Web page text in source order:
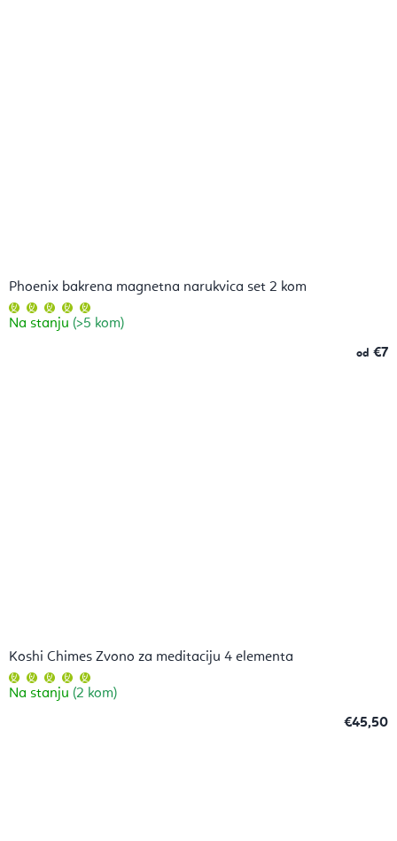
Phoenix bakrena magnetna narukvica set 2 kom
ocjena
proizvoda
Na stanju (>5 kom)
od €7
Koshi Chimes Zvono za meditaciju 4 elementa
ocjena
proizvoda
Na stanju (2 kom)
€45,50